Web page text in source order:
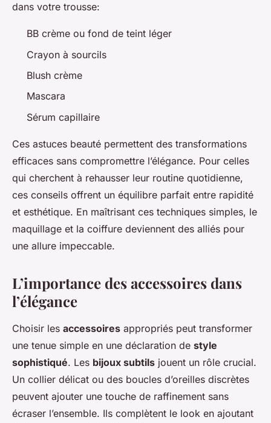
dans votre trousse:
BB crème ou fond de teint léger
Crayon à sourcils
Blush crème
Mascara
Sérum capillaire
Ces astuces beauté permettent des transformations
efficaces sans compromettre l’élégance. Pour celles
qui cherchent à rehausser leur routine quotidienne,
ces conseils offrent un équilibre parfait entre rapidité
et esthétique. En maîtrisant ces techniques simples, le
maquillage et la coiffure deviennent des alliés pour
une allure impeccable.
L’importance des accessoires dans
l’élégance
Choisir les accessoires appropriés peut transformer
une tenue simple en une déclaration de style
sophistiqué. Les bijoux subtils jouent un rôle crucial.
Un collier délicat ou des boucles d’oreilles discrètes
peuvent ajouter une touche de raffinement sans
écraser l’ensemble. Ils complètent le look en ajoutant